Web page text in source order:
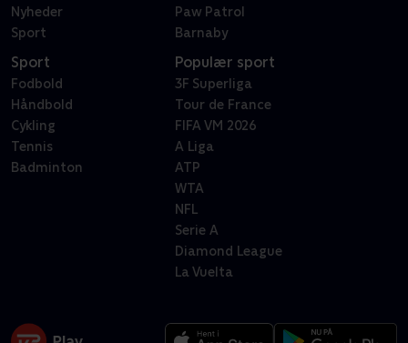
Nyheder
Sport
Paw Patrol
Barnaby
Sport
Fodbold
Håndbold
Cykling
Tennis
Badminton
Populær sport
3F Superliga
Tour de France
FIFA VM 2026
A Liga
ATP
WTA
NFL
Serie A
Diamond League
La Vuelta